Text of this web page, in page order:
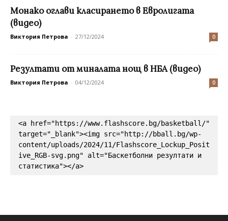
Монако оглави класирането в Евролигата
(видео)
Виктория Петрова - 27/12/2024 0
Резултати от миналата нощ в НБА (видео)
Виктория Петрова - 04/12/2024 0
<a href="https://www.flashscore.bg/basketball/"
target="_blank"><img src="http://bball.bg/wp-
content/uploads/2024/11/Flashscore_Lockup_Posit
ive_RGB-svg.png" alt="Баскетболни резултати и
статистика"></a>